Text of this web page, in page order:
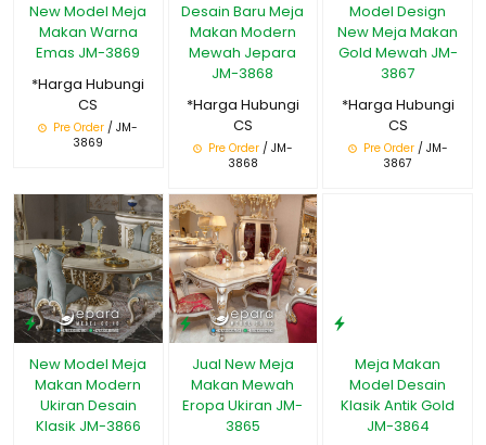
New Model Meja
Makan Warna
Emas JM-3869
*Harga Hubungi
CS
Pre Order / JM-
3869
Desain Baru Meja
Makan Modern
Mewah Jepara
JM-3868
*Harga Hubungi
CS
Pre Order/ JM-
3868
Model Design
New Meja Makan
Gold Mewah JM-
3867
*Harga Hubungi
CS
Pre Order/ JM-
3867
New Model Meja
Makan Modern
Ukiran Desain
Klasik JM-3866
Jual New Meja
Makan Mewah
Eropa Ukiran JM-
3865
Meja Makan
Model Desain
Klasik Antik Gold
JM-3864